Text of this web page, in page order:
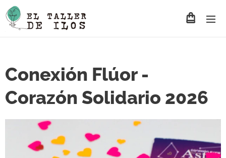
Conexión Flúor -
Corazón Solidario 2026